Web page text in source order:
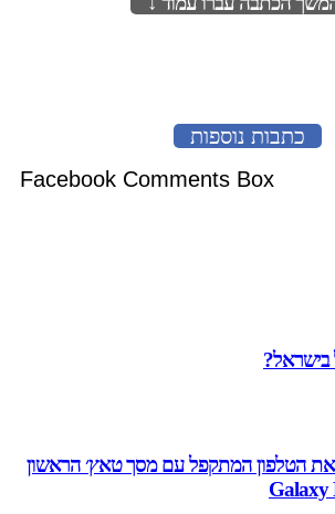
כתבות נוספות
Facebook Comments Box
בישראל?
הטלפון המתקפל עם מסך טאץ׳ הראשון